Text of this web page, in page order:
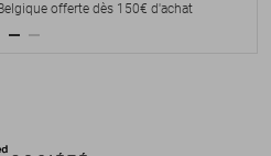
offerte dès 150€ d'achat